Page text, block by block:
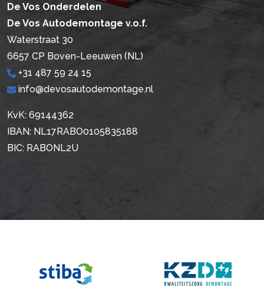
De Vos Onderdelen
De Vos Autodemontage v.o.f.
Waterstraat 30
6657 CP Boven-Leeuwen (NL)
+31 487 59 24 15
info@devosautodemontage.nl
KvK: 69144362
IBAN: NL17RABO0105835188
BIC: RABONL2U